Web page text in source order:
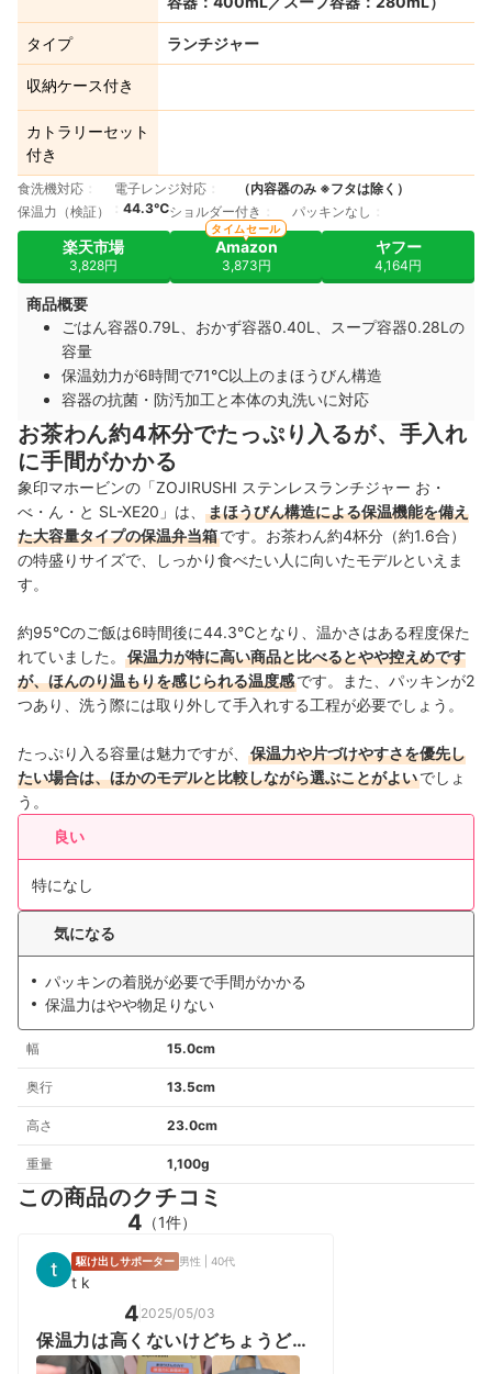
タイプ ランチジャー
収納ケース付き
カトラリーセット
付き
食洗機対応 電子レンジ対応
（内容器のみ ※フタは除く）
保温力（検証）
44.3℃ショルダー付き パッキンなし
楽天市場
3,828円
Amazon
3,873円
タイムセール
ヤフー
4,164円
商品概要
ごはん容器0.79L、おかず容器0.40L、スープ容器0.28Lの
容量
保温効力が6時間で71℃以上のまほうびん構造
容器の抗菌・防汚加工と本体の丸洗いに対応
お茶わん約4杯分でたっぷり入るが、手入れ
に手間がかかる
象印マホービンの「ZOJIRUSHI ステンレスランチジャー お・
べ・ん・と SL-XE20」は、
まほうびん構造による保温機能を備え
た大容量タイプの保温弁当箱です。お茶わん約4杯分（約1.6合）
の特盛りサイズで、しっかり食べたい人に向いたモデルといえま
す。
約95℃のご飯は6時間後に44.3℃となり、温かさはある程度保た
れていました。
保温力が特に高い商品と比べるとやや控えめです
が、ほんのり温もりを感じられる温度感です。また、パッキンが2
つあり、洗う際には取り外して手入れする工程が必要でしょう。
たっぷり入る容量は魅力ですが、
保温力や片づけやすさを優先し
たい場合は、ほかのモデルと比較しながら選ぶことがよいでしょ
う。
良い
特になし
気になる
パッキンの着脱が必要で手間がかかる
保温力はやや物足りない
幅 15.0cm
奥行 13.5cm
高さ 23.0cm
重量 1,100g
この商品のクチコミ
4 （1件）
駆け出しサポーター 男性 | 40代
t k
4 2025/05/03
保温力は高くないけどちょうどい
い